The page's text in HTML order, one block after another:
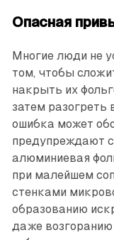
Опасная
Многие люди не
том, чтобы
накрыть их
затем разогреть
ошибка может
предупреждают
алюминиевая
при малейшем
стенками
образованию
даже